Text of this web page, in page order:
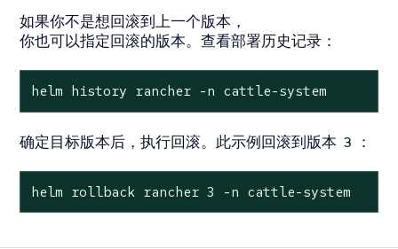
如果你不是想回滚到上一个版本，
你也可以指定回滚的版本。查看部署历史记录：
helm history rancher -n cattle-system
确定目标版本后，执行回滚。此示例回滚到版本 3 ：
helm rollback rancher 3 -n cattle-system